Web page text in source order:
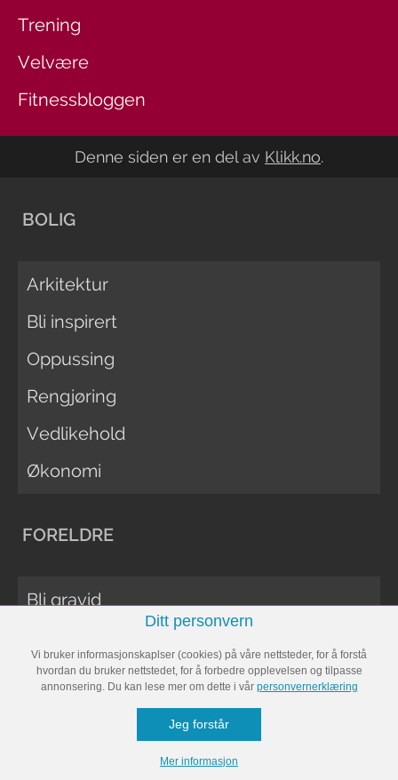
Trening
Velvære
Fitnessbloggen
Denne siden er en del av Klikk.no.
BOLIG
Arkitektur
Bli inspirert
Oppussing
Rengjøring
Vedlikehold
Økonomi
FORELDRE
Bli gravid
Navneguiden
Ditt personvern
Vi bruker informasjonskaplser (cookies) på våre nettsteder, for å forstå
hvordan du bruker nettstedet, for å forbedre opplevelsen og tilpasse
annonsering. Du kan lese mer om dette i vår personvernerklæring
Jeg forstår
Mer informasjon